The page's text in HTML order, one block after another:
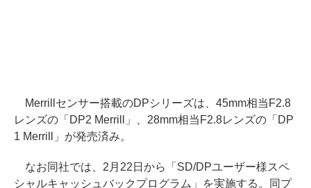
Merrillセンサー搭載のDPシリーズは、45mm相当F2.8
レンズの「DP2 Merrill」、28mm相当F2.8レンズの「DP
1 Merrill」が発売済み。
なお同社では、2月22日から「SD/DPユーザー様スペ
シャルキャッシュバックプログラム」を実施する。同プ